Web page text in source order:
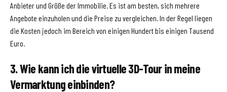
Anbieter und Größe der Immobilie. Es ist am besten, sich mehrere
Angebote einzuholen und die Preise zu vergleichen. In der Regel liegen
die Kosten jedoch im Bereich von einigen Hundert bis einigen Tausend
Euro.
3. Wie kann ich die virtuelle 3D-Tour in meine
Vermarktung einbinden?